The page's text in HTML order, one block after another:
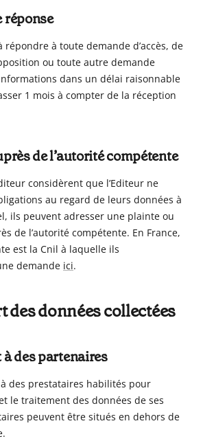
réponse
répondre à toute demande d’accès, de
ou toute autre demande
dans un délai raisonnable
1 mois à compter de la réception
de l’autorité compétente
considèrent que l’Editeur ne
au regard de leurs données à
ils peuvent adresser une plainte ou
de l’autorité compétente. En France,
est la Cnil à laquelle ils
demande ici.
des données collectées
à des partenaires
à des prestataires habilités pour
le traitement des données de ses
peuvent être situés en dehors de